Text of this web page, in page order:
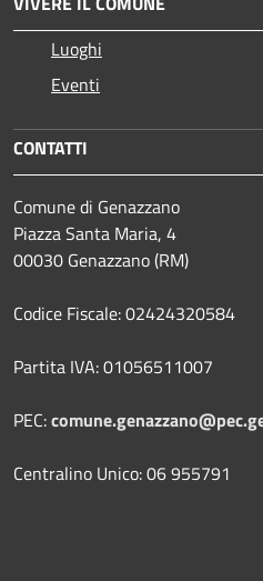
Luoghi
Eventi
CONTATTI
Comune di Genazzano
Piazza Santa Maria, 4
00030 Genazzano (RM)
Codice Fiscale: 02424320584
Partita IVA: 01056511007
PEC:
Centralino Unico: 06 955791